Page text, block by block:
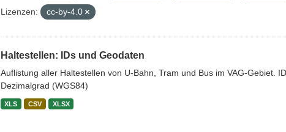
Lizenzen:
cc-by-4.0
Haltestellen: IDs und Geodaten
Auflistung aller Haltestellen von U-Bahn, Tram und Bus im VAG-Gebiet.
Dezimalgrad (WGS84)
XLS CSV XLSX